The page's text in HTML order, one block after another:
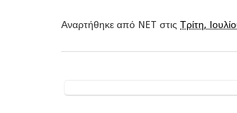
Αναρτήθηκε από NET στις Τρίτη,